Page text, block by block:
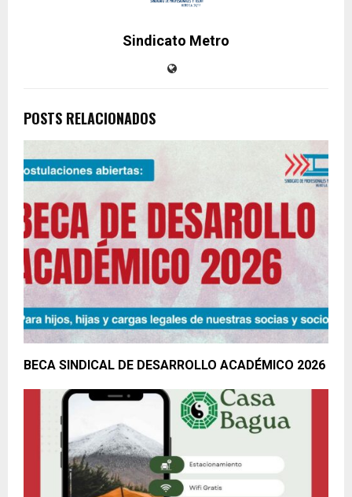
Sindicato Metro
POSTS RELACIONADOS
BECA SINDICAL DE DESARROLLO ACADÉMICO 2026